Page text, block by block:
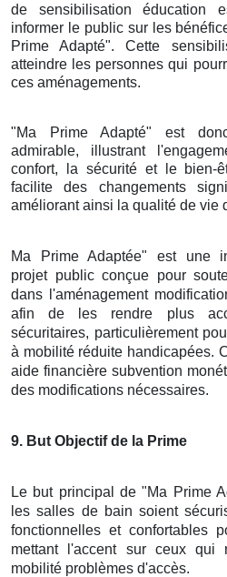
de sensibilisation éducation
informer le public sur les
Prime Adapté". Cette
atteindre les personnes qui
ces aménagements.
"Ma Prime Adapté" est
admirable, illustrant
confort, la sécurité et le bien-
facilite des changements
améliorant ainsi la qualité de vie
Ma Prime Adaptée" est une
projet public conçue pour
dans l'aménagement
afin de les rendre plus
sécuritaires, particulièrement
à mobilité réduite handicapées.
aide financière subvention
des modifications nécessaires.
9. But Objectif de la Prime
Le but principal de "Ma Prime
les salles de bain soient
fonctionnelles et confortables
mettant l'accent sur ceux qui
mobilité problèmes d'accès.